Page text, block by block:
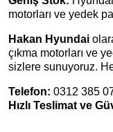
motorları ve yedek
Hakan Hyundai
çıkma motorları ve
sizlere sunuyoruz.
Telefon: 0312 385
Hızlı Teslimat ve